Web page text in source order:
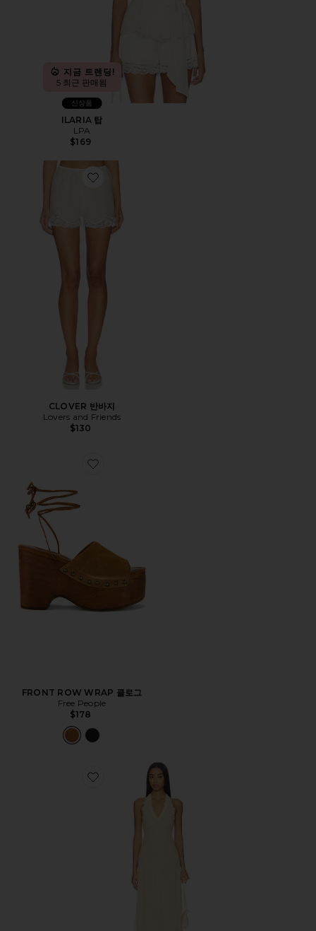
지금 트렌딩!
5 최근 판매됨
신상품
ILARIA 탑
LPA
$169
Favorite CLOVER 반바지
CLOVER 반바지
Lovers and Friends
$130
Favorite FRONT ROW WRAP 클로그
FRONT ROW WRAP 클로그
Free People
$178
Favorite STARS ALIGN MIDI 원피스